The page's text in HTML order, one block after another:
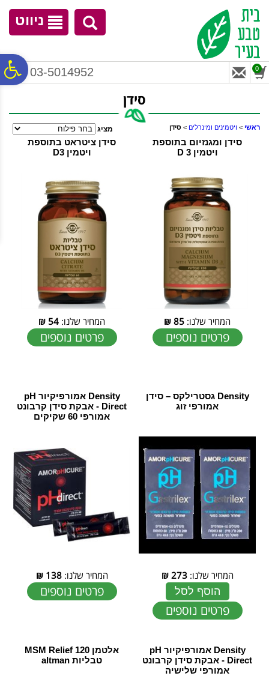
נגישות
ניווט
03-5014952 0
סידן
ראשי > ויטמינים ומינרלים > סידן מציג
סידן ומגנזיום בתוספת
ויטמין D 3
המחיר שלנו: 85
₪
פרטים נוספים
סידן ציטראט בתוספת
ויטמין D3
המחיר שלנו: 54
₪
פרטים נוספים
Density גסטרילקס – סידן
אמורפי זוג
המחיר שלנו:273
₪
הוסף לסל
פרטים נוספים
Density אמורפיקיור pH
Direct - אבקת סידן קרבונט
אמורפי 60 שקיקים
המחיר שלנו:138
₪
פרטים נוספים
Density אמורפיקיור pH
Direct - אבקת סידן קרבונט
אמורפי שלישיה
‏אלטמן MSM Relief 120
טבליות altman